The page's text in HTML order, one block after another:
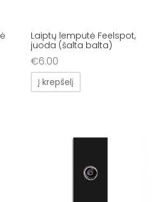
Laiptų lemputė Feelspot,
juoda (šalta balta)
€6.00
Į krepšelį